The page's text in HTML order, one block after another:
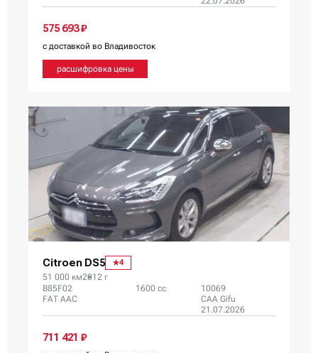
575 693 ₽
с доставкой во Владивосток
расшифровка цены
Citroen DS5 4
51 000 км2012 г
B85F02
FAT AAC
1600 сс
10069
CAA Gifu
21.07.2026
711 421 ₽